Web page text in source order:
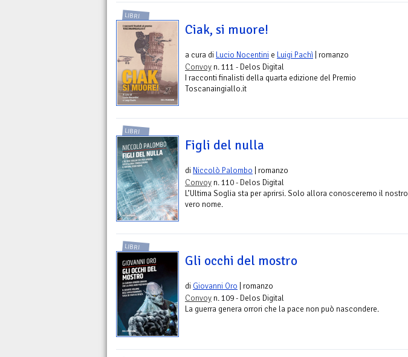
LIBRI
Ciak, si muore!
a cura di Lucio Nocentini e Luigi Pachì | romanzo
Convoy n. 111 - Delos Digital
I racconti finalisti della quarta edizione del Premio
Toscanaingiallo.it
LIBRI
Figli del nulla
di Niccolò Palombo | romanzo
Convoy n. 110 - Delos Digital
L’Ultima Soglia sta per aprirsi. Solo allora conosceremo il nostro
vero nome.
LIBRI
Gli occhi del mostro
di Giovanni Oro | romanzo
Convoy n. 109 - Delos Digital
La guerra genera orrori che la pace non può nascondere.